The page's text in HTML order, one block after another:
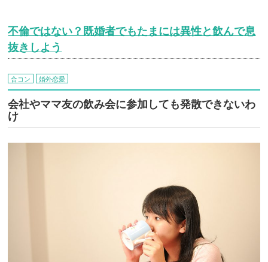
不倫ではない？既婚者でもたまには異性と飲んで息
抜きしよう
合コン 婚外恋愛
会社やママ友の飲み会に参加しても発散できないわ
け